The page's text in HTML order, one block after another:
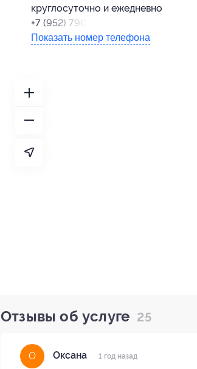
круглосуточно и ежедневно
+7 (952) 790-63-65
Показать номер телефона
Отзывы об услуге 25
О Оксана 1 год назад